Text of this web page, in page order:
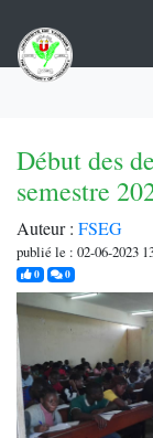
Début des
semestre
Auteur : FSEG
publié le : 02-06-2023
0j'aime0commentaires